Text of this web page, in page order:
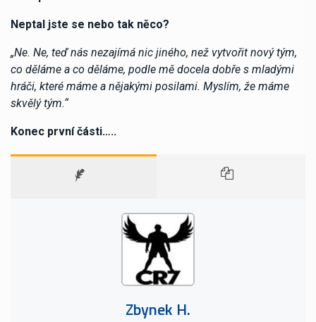
Neptal jste se nebo tak něco?
„Ne. Ne, teď nás nezajímá nic jiného, ​​než vytvořit nový tým,
co děláme a co děláme, podle mě docela dobře s mladými
hráči, které máme a nějakými posilami. Myslím, že máme
skvělý tým.“
Konec první části…..
Zbynek H.